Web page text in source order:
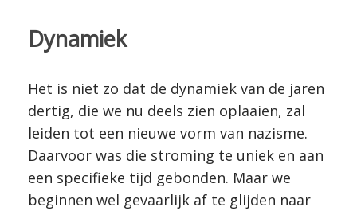
Dynamiek
Het is niet zo dat de dynamiek van de jaren
dertig, die we nu deels zien oplaaien, zal
leiden tot een nieuwe vorm van nazisme.
Daarvoor was die stroming te uniek en aan
een specifieke tijd gebonden. Maar we
beginnen wel gevaarlijk af te glijden naar